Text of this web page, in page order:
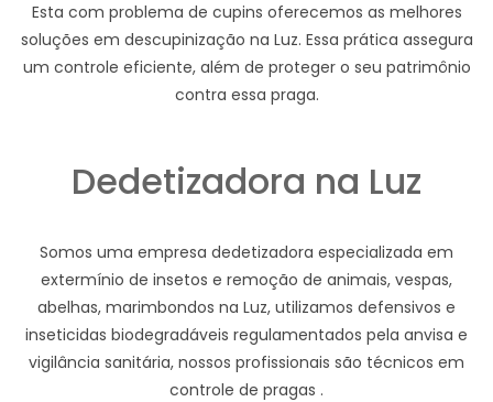
Esta com problema de cupins oferecemos as melhores
soluções em descupinização na Luz. Essa prática assegura
um controle eficiente, além de proteger o seu patrimônio
contra essa praga.
Dedetizadora na Luz
Somos uma empresa dedetizadora especializada em
extermínio de insetos e remoção de animais, vespas,
abelhas, marimbondos na Luz, utilizamos defensivos e
inseticidas biodegradáveis regulamentados pela anvisa e
vigilância sanitária, nossos profissionais são técnicos em
controle de pragas .